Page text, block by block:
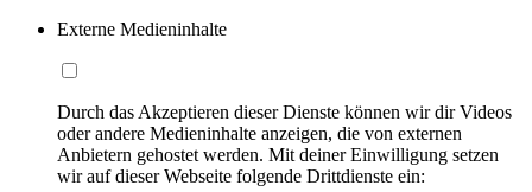
Externe Medieninhalte
Durch das Akzeptieren dieser Dienste können wir dir Videos
oder andere Medieninhalte anzeigen, die von externen
Anbietern gehostet werden. Mit deiner Einwilligung setzen
wir auf dieser Webseite folgende Drittdienste ein: